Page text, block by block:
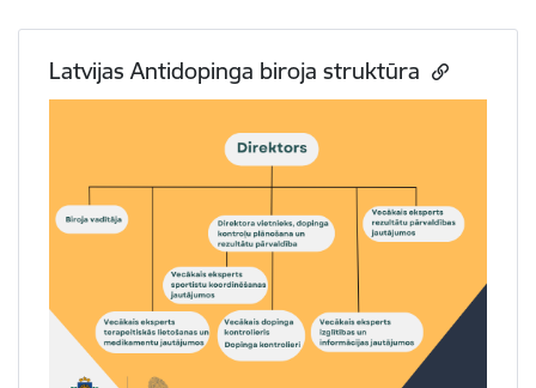
Latvijas Antidopinga biroja struktūra